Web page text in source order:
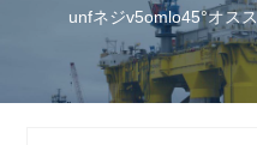
unfネジv5omlo45°オス